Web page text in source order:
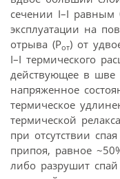
сечении I–I равным
эксплуатации на
отрыва (Pот) от
I–I термического
действующее в шве
напряженное
термическое
термической
при отсутствии
припоя, равное
либо разрушит